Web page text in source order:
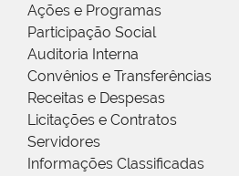
Ações e Programas
Participação Social
Auditoria Interna
Convênios e Transferências
Receitas e Despesas
Licitações e Contratos
Servidores
Informações Classificadas